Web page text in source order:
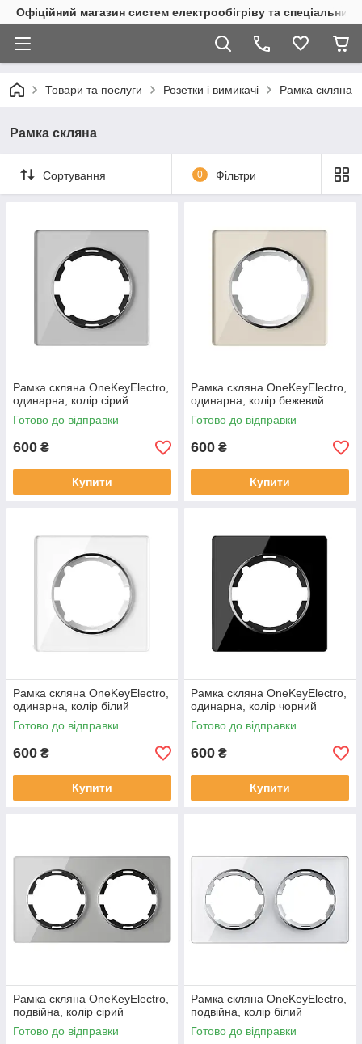
Офіційний магазин систем електрообігріву та спеціальних
Товари та послуги Розетки і вимикачі Рамка скляна
Рамка скляна
Сортування 0 Фільтри
Рамка скляна OneKeyElectro,
одинарна, колір сірий
Готово до відправки
600 ₴
Купити
Рамка скляна OneKeyElectro,
одинарна, колір бежевий
Готово до відправки
600 ₴
Купити
Рамка скляна OneKeyElectro,
одинарна, колір білий
Готово до відправки
600 ₴
Купити
Рамка скляна OneKeyElectro,
одинарна, колір чорний
Готово до відправки
600 ₴
Купити
Рамка скляна OneKeyElectro,
подвійна, колір сірий
Готово до відправки
Рамка скляна OneKeyElectro,
подвійна, колір білий
Готово до відправки